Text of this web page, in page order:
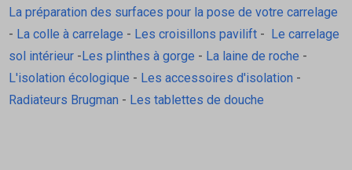
La préparation des surfaces pour la pose de votre carrelage
- La colle à carrelage - Les croisillons pavilift- Le carrelage
sol intérieur-Les plinthes à gorge - La laine de roche -
L'isolation écologique - Les accessoires d'isolation -
Radiateurs Brugman - Les tablettes de douche